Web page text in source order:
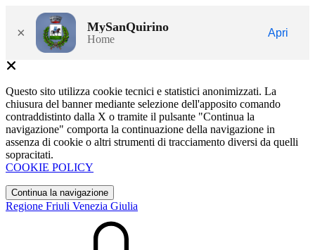
× MySanQuirino
Home
Apri
Questo sito utilizza cookie tecnici e statistici anonimizzati. La
chiusura del banner mediante selezione dell'apposito comando
contraddistinto dalla X o tramite il pulsante "Continua la
navigazione" comporta la continuazione della navigazione in
assenza di cookie o altri strumenti di tracciamento diversi da quelli
sopracitati.
COOKIE POLICY
Continua la navigazione
Regione Friuli Venezia Giulia